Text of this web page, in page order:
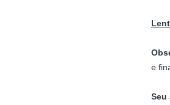
e
Seu